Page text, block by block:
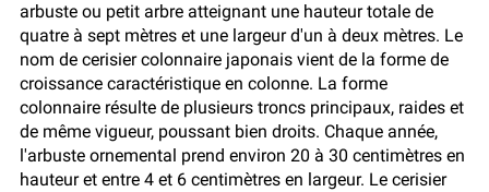
arbuste ou petit arbre atteignant une hauteur totale de
quatre à sept mètres et une largeur d'un à deux mètres. Le
nom de cerisier colonnaire japonais vient de la forme de
croissance caractéristique en colonne. La forme
colonnaire résulte de plusieurs troncs principaux, raides et
de même vigueur, poussant bien droits. Chaque année,
l'arbuste ornemental prend environ 20 à 30 centimètres en
hauteur et entre 4 et 6 centimètres en largeur. Le cerisier